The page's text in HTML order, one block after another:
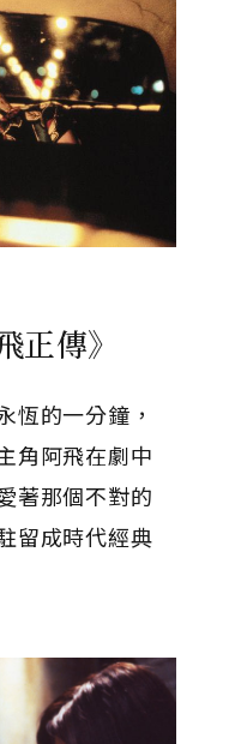
正傳》
恆的一分鐘，
角阿飛在劇中
著那個不對的
留成時代經典